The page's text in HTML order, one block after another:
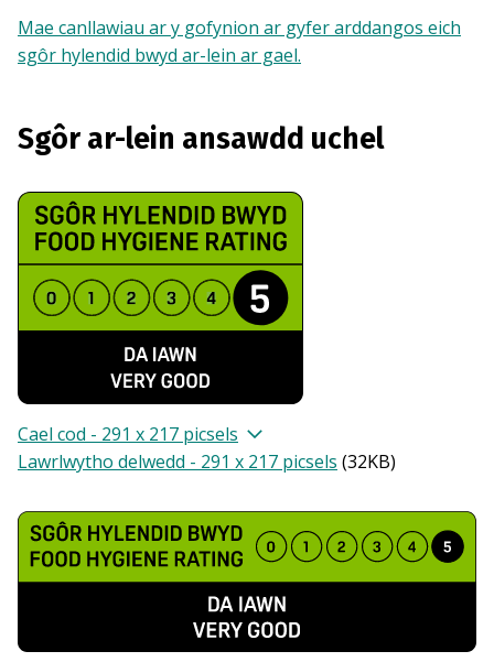
Mae canllawiau ar y gofynion ar gyfer arddangos eich
sgôr hylendid bwyd ar-lein ar gael.
Sgôr ar-lein ansawdd uchel
Cael cod - 291 x 217 picsels
Lawrlwytho delwedd - 291 x 217 picsels (32KB)